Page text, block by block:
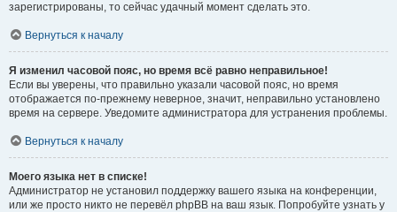
зарегистрированы, то сейчас удачный момент сделать это.
Вернуться к началу
Я изменил часовой пояс, но время всё равно неправильное!
Если вы уверены, что правильно указали часовой пояс, но время
отображается по-прежнему неверное, значит, неправильно установлено
время на сервере. Уведомите администратора для устранения проблемы.
Вернуться к началу
Моего языка нет в списке!
Администратор не установил поддержку вашего языка на конференции,
или же просто никто не перевёл phpBB на ваш язык. Попробуйте узнать у